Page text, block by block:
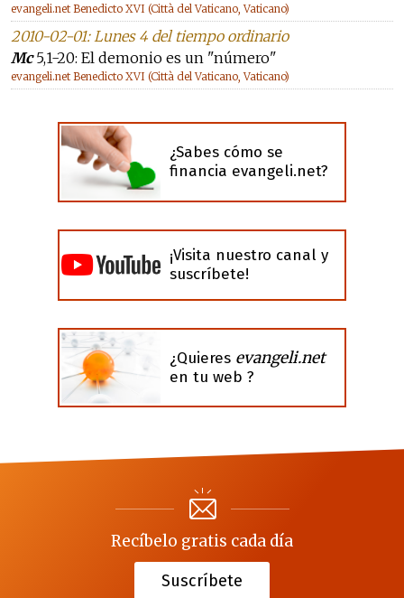
evangeli.net Benedicto XVI (Città del Vaticano, Vaticano)
2010-02-01: Lunes 4 del tiempo ordinario
Mc5,1-20: El demonio es un "número"
evangeli.net Benedicto XVI (Città del Vaticano, Vaticano)
¿Sabes cómo se
financia evangeli.net?
¡Visita nuestro canal y
suscríbete!
¿Quieres evangeli.net
en tu web ?
Recíbelo gratis cada día
Suscríbete